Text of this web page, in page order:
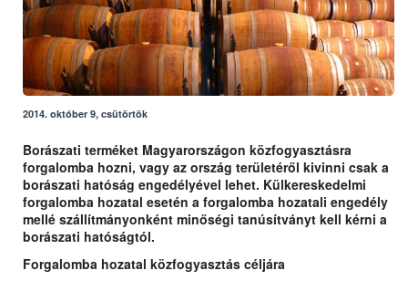
2014. október 9, csütörtök
Borászati terméket Magyarországon közfogyasztásra
forgalomba hozni, vagy az ország területéről kivinni csak a
borászati hatóság engedélyével lehet. Külkereskedelmi
forgalomba hozatal esetén a forgalomba hozatali engedély
mellé szállítmányonként minőségi tanúsítványt kell kérni a
borászati hatóságtól.
Forgalomba hozatal közfogyasztás céljára